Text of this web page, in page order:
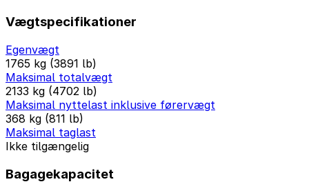
Vægtspecifikationer
Egenvægt
1765 kg (3891 lb)
Maksimal totalvægt
2133 kg (4702 lb)
Maksimal nyttelast inklusive førervægt
368 kg (811 lb)
Maksimal taglast
Ikke tilgængelig
Bagagekapacitet